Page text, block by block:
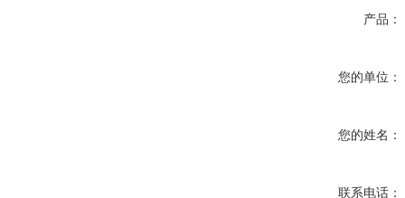
产品：
您的单位：
您的姓名：
联系电话：